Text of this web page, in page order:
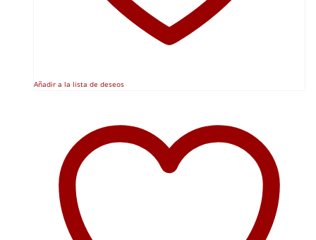
Añadir a la lista de deseos